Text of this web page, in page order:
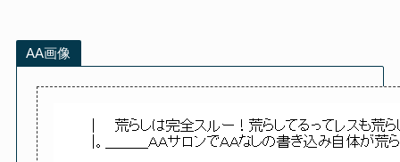
AA画像